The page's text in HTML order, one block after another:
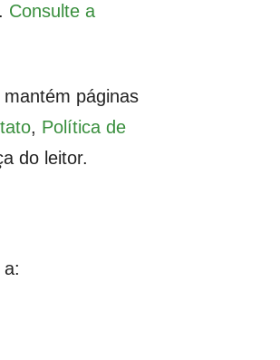
. Consulte a
mantém páginas
, Política de
do leitor.